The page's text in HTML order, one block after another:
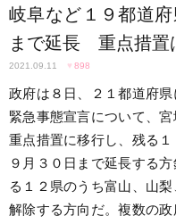
岐阜など１９都道
まで延長 重点措置
2021.09.11 ♥ 898
政府は８日、２１都道府
緊急事態宣言について、
重点措置に移行し、残る
９月３０日まで延長する
る１２県のうち富山、山
解除する方向だ。複数の